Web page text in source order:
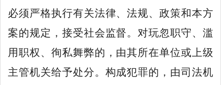
必须严格执行有关法律、法规、政策和本方
案的规定，接受社会监督。对玩忽职守、滥
用职权、徇私舞弊的，由其所在单位或上级
主管机关给予处分。构成犯罪的，由司法机